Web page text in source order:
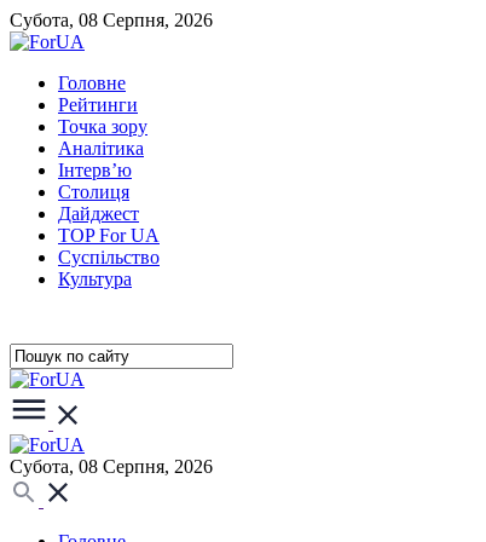
Субота, 08 Серпня, 2026
Головне
Рейтинги
Точка зору
Аналітика
Інтерв’ю
Столиця
Дайджест
TOP For UA
Суспiльство
Культура
Субота, 08 Серпня, 2026